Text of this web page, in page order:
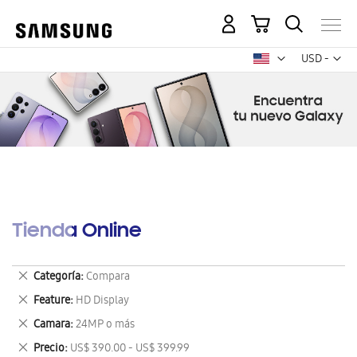
USD -
dólar
Mi carrito
Tienda Online
Categoría Compara
Eliminar
este
artículo
Feature HD Display
Eliminar
este
artículo
Camara 24MP o más
Eliminar
este
Precio US$ 390.00 - US$ 399.99
Eliminar